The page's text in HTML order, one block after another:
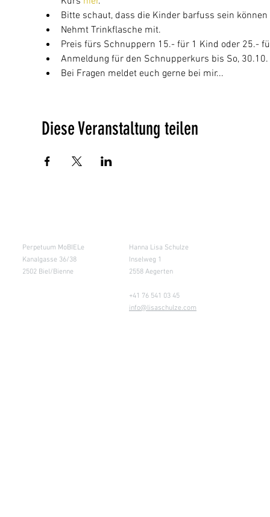
Bitte schaut, dass die Kinder barfuss sein
Nehmt Trinkflasche mit.
Preis fürs Schnuppern 15.- für 1 Kind oder 25.-
Anmeldung für den Schnupperkurs bis So,
Bei Fragen meldet euch gerne bei mir...
Diese Veranstaltung teilen
Perpetuum MoBIELe
Kanalgasse 36/38
2502 Biel/Bienne
Hanna Lisa Schulze
Inselweg 1
2558 Aegerten
+41 76 541 03 45
info@lisaschulze.com